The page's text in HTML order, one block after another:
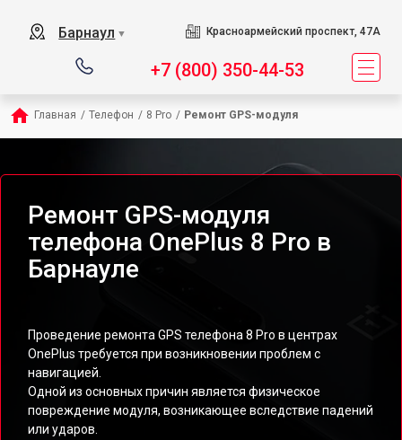
Барнаул ▼ Красноармейский проспект, 47А
+7 (800) 350-44-53
Главная / Телефон / 8 Pro / Ремонт GPS-модуля
Ремонт GPS-модуля
телефона OnePlus 8 Pro в
Барнауле
Проведение ремонта GPS телефона 8 Pro в центрах
OnePlus требуется при возникновении проблем с
навигацией.
Одной из основных причин является физическое
повреждение модуля, возникающее вследствие падений
или ударов.